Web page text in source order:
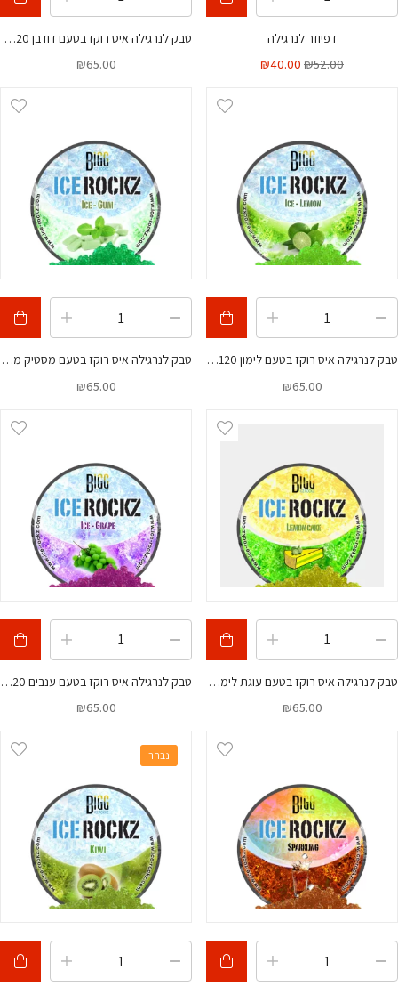
דפיוזר לנרגילה
₪52.00
₪40.00
טבק לנרגילה איס רוקז בטעם דודבן 120 גרם
₪65.00
טבק לנרגילה איס רוקז בטעם לימון 120 גרם
₪65.00
טבק לנרגילה איס רוקז בטעם מסטיק מנטה 120 גרם
₪65.00
טבק לנרגילה איס רוקז בטעם עוגת לימון 120 גרם
₪65.00
טבק לנרגילה איס רוקז בטעם ענבים 120 גרם
₪65.00
נבחר